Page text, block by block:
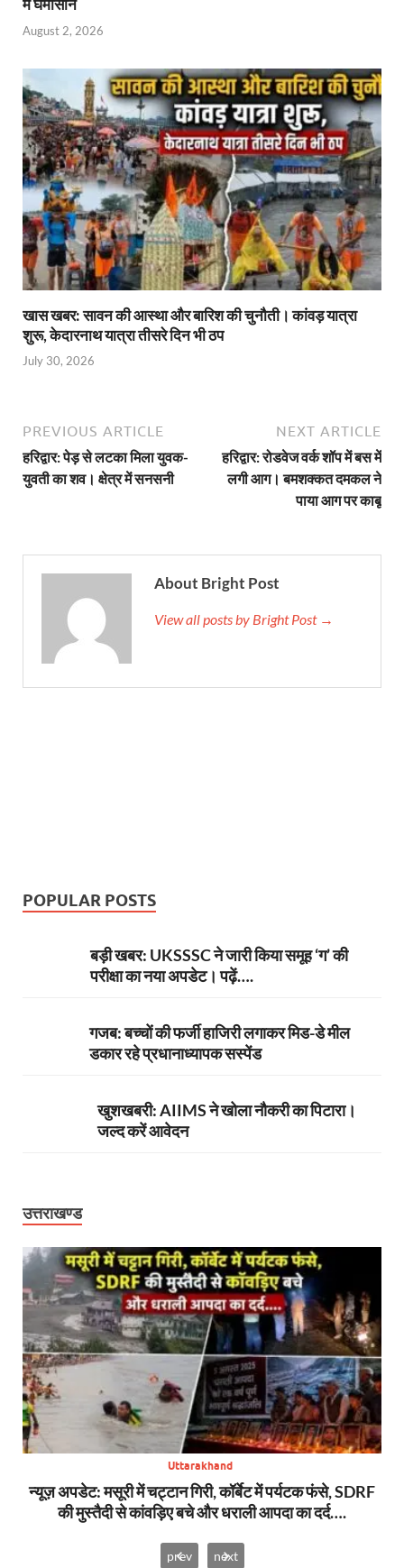
में घमासान
August 2, 2026
खास खबर: सावन की आस्था और बारिश की चुनौती। कांवड़ यात्रा
शुरू, केदारनाथ यात्रा तीसरे दिन भी ठप
July 30, 2026
PREVIOUS ARTICLE
हरिद्वार: पेड़ से लटका मिला युवक-
युवती का शव। क्षेत्र में सनसनी
NEXT ARTICLE
हरिद्वार: रोडवेज वर्क शॉप में बस में
लगी आग। बमशक्कत दमकल ने
पाया आग पर काबू
About Bright Post
View all posts by Bright Post →
POPULAR POSTS
बड़ी खबर: UKSSSC ने जारी किया समूह ‘ग’ की
परीक्षा का नया अपडेट। पढ़ें….
गजब: बच्चों की फर्जी हाजिरी लगाकर मिड-डे मील
डकार रहे प्रधानाध्यापक सस्पेंड
खुशखबरी: AIIMS ने खोला नौकरी का पिटारा।
जल्द करें आवेदन
उत्तराखण्ड
Uttarakhand
न्यूज़ अपडेट: मसूरी में चट्टान गिरी, कॉर्बेट में पर्यटक फंसे, SDRF
की मुस्तैदी से कांवड़िए बचे और धराली आपदा का दर्द….
prev next